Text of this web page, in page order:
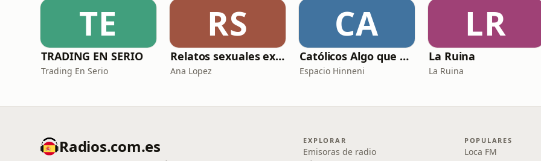
TE
TRADING EN SERIO
Trading En Serio
RS
Relatos sexuales explícitos
Ana Lopez
CA
Católicos Algo que Saber
Espacio Hinneni
LR
La Ruina
La Ruina
Radios.com.es EXPLORAR
Emisoras de radio
POPULARES
Loca FM